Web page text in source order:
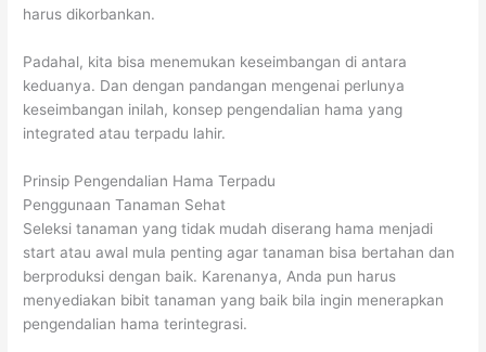
harus dikorbankan.
Padahal, kita bisa menemukan keseimbangan di antara
keduanya. Dan dengan pandangan mengenai perlunya
keseimbangan inilah, konsep pengendalian hama yang
integrated atau terpadu lahir.
Prinsip Pengendalian Hama Terpadu
Penggunaan Tanaman Sehat
Seleksi tanaman yang tidak mudah diserang hama menjadi
start atau awal mula penting agar tanaman bisa bertahan dan
berproduksi dengan baik. Karenanya, Anda pun harus
menyediakan bibit tanaman yang baik bila ingin menerapkan
pengendalian hama terintegrasi.